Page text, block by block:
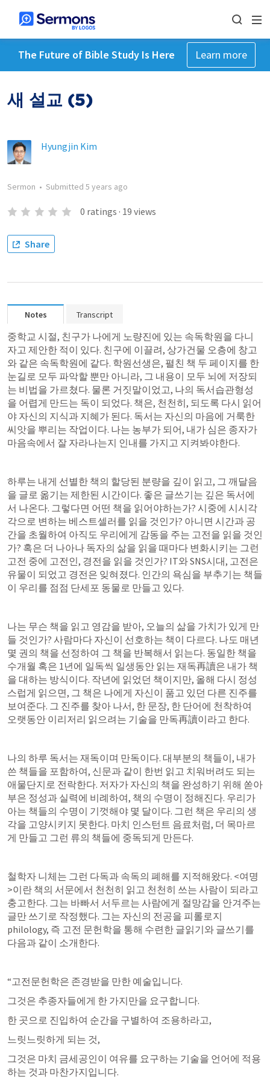
The Future of Bible Study Is Here Learn more
새 설교 (5)
Hyungjin Kim
Sermon • Submitted 5 years ago
0 ratings · 19 views
Share
Notes Transcript
중학교 시절, 친구가 나에게 노량진에 있는 속독학원을 다니
자고 제안한 적이 있다. 친구에 이끌려, 상가건물 오층에 창고
와 같은 속독학원에 같다. 학원선생은, 펼친 책 두 페이지를 한
눈길로 모두 파악할 뿐만 아니라, 그 내용이 모두 뇌에 저장되
는 비법을 가르쳤다. 물론 거짓말이었고, 나의 독서습관형성
을 어렵게 만드는 독이 되었다. 책은, 천천히, 되도록 다시 읽어
야 자신의 지식과 지혜가 된다. 독서는 자신의 마음에 거룩한
씨앗을 뿌리는 작업이다. 나는 농부가 되어, 내가 심은 종자가
마음속에서 잘 자라나는지 인내를 가지고 지켜봐야한다.
하루는 내게 선별한 책의 할당된 분량을 깊이 읽고, 그 깨달음
을 글로 옮기는 제한된 시간이다. 좋은 글쓰기는 깊은 독서에
서 나온다. 그렇다면 어떤 책을 읽어야하는가? 시중에 시시각
각으로 변하는 베스트셀러를 읽을 것인가? 아니면 시간과 공
간을 초월하여 아직도 우리에게 감동을 주는 고전을 읽을 것인
가? 혹은 더 나아나 독자의 삶을 읽을 때마다 변화시키는 그런
고전 중에 고전인, 경전을 읽을 것인가? IT와 SNS시대, 고전은
유물이 되었고 경전은 잊혀졌다. 인간의 욕심을 부추기는 책들
이 우리를 점점 단세포 동물로 만들고 있다.
나는 무슨 책을 읽고 영감을 받아, 오늘의 삶을 가치가 있게 만
들 것인가? 사람마다 자신이 선호하는 책이 다르다. 나도 매년
몇 권의 책을 선정하여 그 책을 반복해서 읽는다. 동일한 책을
수개월 혹은 1년에 일독씩 일생동안 읽는 재독再讀은 내가 책
을 대하는 방식이다. 작년에 읽었던 책이지만, 올해 다시 정성
스럽게 읽으면, 그 책은 나에게 자신이 품고 있던 다른 진주를
보여준다. 그 진주를 찾아 나서, 한 문장, 한 단어에 천착하여
오랫동안 이리저리 읽으려는 기술을 만독再讀이라고 한다.
나의 하루 독서는 재독이며 만독이다. 대부분의 책들이, 내가
쓴 책들을 포함하여, 신문과 같이 한번 읽고 치워버려도 되는
애물단지로 전락한다. 저자가 자신의 책을 완성하기 위해 쏟아
부은 정성과 실력에 비례하여, 책의 수명이 정해진다. 우리가
아는 책들의 수명이 기껏해야 몇 달이다. 그런 책은 우리의 생
각을 고양시키지 못한다. 마치 인스턴트 음료처럼, 더 목마르
게 만들고 그런 류의 책들에 중독되게 만든다.
철학자 니체는 그런 다독과 속독의 폐해를 지적해왔다. <여명
>이란 책의 서문에서 천천히 읽고 천천히 쓰는 사람이 되라고
충고한다. 그는 바빠서 서두르는 사람에게 절망감을 안겨주는
글만 쓰기로 작정했다. 그는 자신의 전공을 피롤로지
philology, 즉 고전 문헌학을 통해 수련한 글읽기와 글쓰기를
다음과 같이 소개한다.
“고전문헌학은 존경받을 만한 예술입니다.
그것은 추종자들에게 한 가지만을 요구합니다.
한 곳으로 진입하여 순간을 구별하여 조용하라고,
느릿느릿하게 되는 것,
그것은 마치 금세공인이 여유를 요구하는 기술을 언어에 적용
하는 것과 마찬가지입니다.